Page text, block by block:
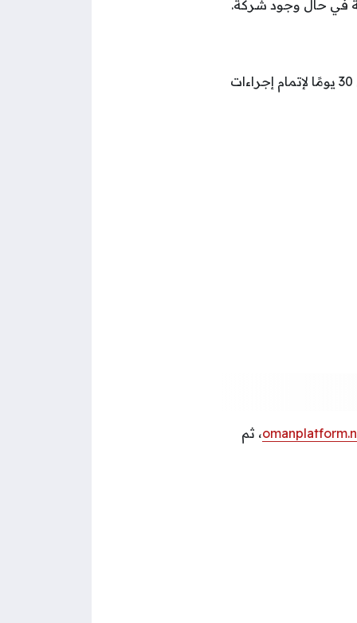
في حال وجود شركة.
انتظار دراسة الطلب والتأكد من استيفاء شروط الإقامة والرد على مقدم الطلب بغضون 30 يومًا لإتمام إجراءات
، ثم